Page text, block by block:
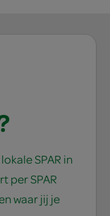
SPAR in
per SPAR
waar jij je